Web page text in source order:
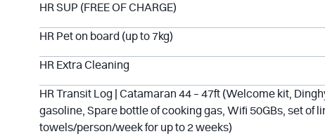
HR SUP (FREE OF CHARGE)
HR Pet on board (up to 7kg)
HR Extra Cleaning
HR Transit Log | Catamaran 44 – 47ft (Welcome kit,
gasoline, Spare bottle of cooking gas, Wifi 50GBs, set of
towels/person/week for up to 2 weeks)